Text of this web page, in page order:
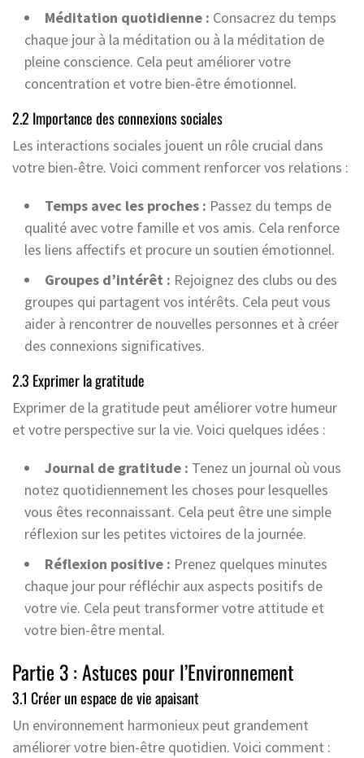
Méditation quotidienne : Consacrez du temps
chaque jour à la méditation ou à la méditation de
pleine conscience. Cela peut améliorer votre
concentration et votre bien-être émotionnel.
2.2 Importance des connexions sociales
Les interactions sociales jouent un rôle crucial dans
votre bien-être. Voici comment renforcer vos relations :
Temps avec les proches : Passez du temps de
qualité avec votre famille et vos amis. Cela renforce
les liens affectifs et procure un soutien émotionnel.
Groupes d’intérêt : Rejoignez des clubs ou des
groupes qui partagent vos intérêts. Cela peut vous
aider à rencontrer de nouvelles personnes et à créer
des connexions significatives.
2.3 Exprimer la gratitude
Exprimer de la gratitude peut améliorer votre humeur
et votre perspective sur la vie. Voici quelques idées :
Journal de gratitude : Tenez un journal où vous
notez quotidiennement les choses pour lesquelles
vous êtes reconnaissant. Cela peut être une simple
réflexion sur les petites victoires de la journée.
Réflexion positive : Prenez quelques minutes
chaque jour pour réfléchir aux aspects positifs de
votre vie. Cela peut transformer votre attitude et
votre bien-être mental.
Partie 3 : Astuces pour l’Environnement
3.1 Créer un espace de vie apaisant
Un environnement harmonieux peut grandement
améliorer votre bien-être quotidien. Voici comment :